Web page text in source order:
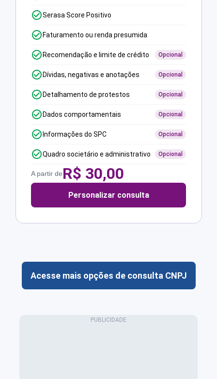
Serasa Score Positivo
Faturamento ou renda presumida
Recomendação e limite de crédito Opcional
Dívidas, negativas e anotações Opcional
Detalhamento de protestos Opcional
Dados comportamentais Opcional
Informações do SPC Opcional
Quadro societário e administrativo Opcional
A partir deR$ 30,00
Personalizar consulta
Acesse mais opções de consulta CNPJ